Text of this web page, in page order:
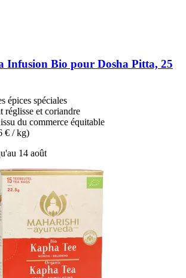
Infusion Bio pour Dosha Pitta, 25
épices spéciales
réglisse et coriandre
du commerce équitable
€ / kg)
14 août